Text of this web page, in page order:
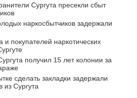
Сургута пресекли сбыт
наркосбытчиков задержали
и покупателей наркотических
получил 15 лет колонии за
сделать закладки задержали
Сургута